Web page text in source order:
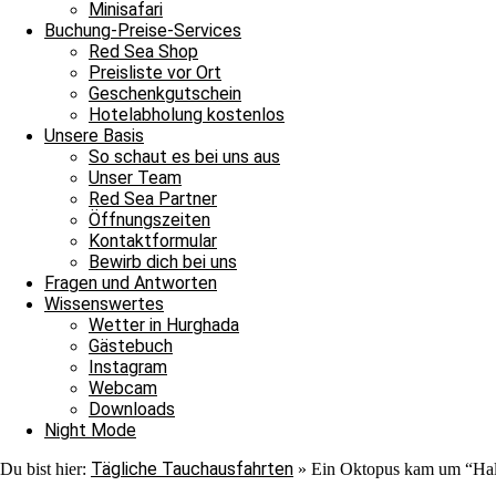
Minisafari
Buchung-Preise-Services
Red Sea Shop
Preisliste vor Ort
Geschenkgutschein
Hotelabholung kostenlos
Unsere Basis
So schaut es bei uns aus
Unser Team
Red Sea Partner
Öffnungszeiten
Kontaktformular
Bewirb dich bei uns
Fragen und Antworten
Wissenswertes
Wetter in Hurghada
Gästebuch
Instagram
Webcam
Downloads
Night Mode
Du bist hier: Tägliche Tauchausfahrten » Ein Oktopus kam um
Nach ihrer Show verließen auch sie uns ins Blau. Jedoch war auf
Adlerrochen entdecken, der in der Strömung stand, wie ein Fels in
ebenmäßig Marmoriert und wir konnten ihn von der Nähe
unter einem Stein saß. In unserem Sicherheitsstop begegnete uns
hinschauen sollten, machten wir uns überglücklich auf den Weg
als auch für die Neulinge, denn heute hat unsere Tauschfamilie
viel zu feiern, das heißt schnell auf zur Shaab Stella Bar, denn
Grüße von JJ, Sandra und Janina.
Ganztagesfahrt
Tauchplatz 1: Carlson’s Corner
Tauchplatz 2: Erg Somaya
Tauchplatz 3: Balena
An diesem wunderschönen Sonntagmorgen starteten wir unseren